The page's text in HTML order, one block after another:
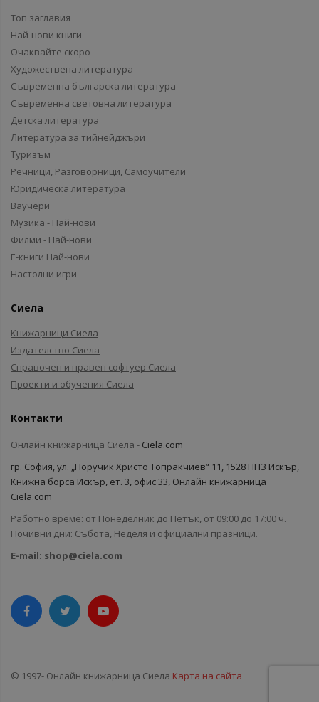
Топ заглавия
Най-нови книги
Очаквайте скоро
Художествена литература
Съвременна българска литература
Съвременна световна литература
Детска литература
Литература за тийнейджъри
Туризъм
Речници, Разговорници, Самоучители
Юридическа литература
Ваучери
Музика - Най-нови
Филми - Най-нови
Е-книги Най-нови
Настолни игри
Сиела
Книжарници Сиела
Издателство Сиела
Справочен и правен софтуер Сиела
Проекти и обучения Сиела
Контакти
Онлайн книжарница Сиела - Ciela.com
гр. София, ул. „Поручик Христо Топракчиев“ 11, 1528 НПЗ Искър,
Книжна борса Искър, ет. 3, офис 33, Онлайн книжарница
Ciela.com
Работно време: от Понеделник до Петък, от 09:00 до 17:00 ч.
Почивни дни: Събота, Неделя и официални празници.
E-mail: shop@ciela.com
© 1997- Онлайн книжарница Сиела Карта на сайта